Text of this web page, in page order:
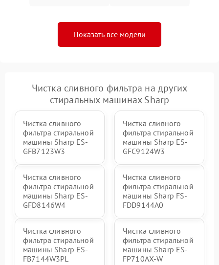
Показать все модели
Чистка сливного фильтра на других
стиральных машинах Sharp
Чистка сливного
фильтра стиральной
машины Sharp ES-
GFB7123W3
Чистка сливного
фильтра стиральной
машины Sharp ES-
GFC9124W3
Чистка сливного
фильтра стиральной
машины Sharp ES-
GFD8146W4
Чистка сливного
фильтра стиральной
машины Sharp FS-
FDD9144A0
Чистка сливного
фильтра стиральной
машины Sharp ES-
FB7144W3PL
Чистка сливного
фильтра стиральной
машины Sharp ES-
FP710AX-W